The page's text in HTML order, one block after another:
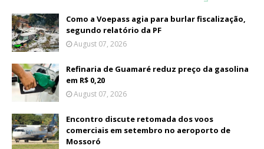
Como a Voepass agia para burlar fiscalização,
segundo relatório da PF
August 07, 2026
Refinaria de Guamaré reduz preço da gasolina
em R$ 0,20
August 07, 2026
Encontro discute retomada dos voos
comerciais em setembro no aeroporto de
Mossoró